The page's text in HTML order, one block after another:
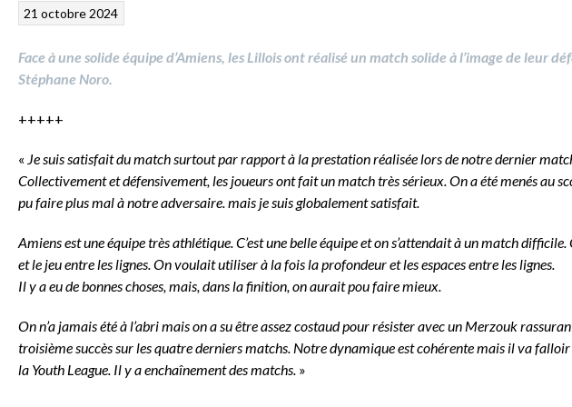
21 octobre 2024
Face à une solide équipe d’Amiens, les Lillois ont réalisé un match solide à l’image de leur
Stéphane Noro.
+++++
« Je suis satisfait du match surtout par rapport à la prestation réalisée lors de notre dernier
Collectivement et défensivement, les joueurs ont fait un match très sérieux. On a été menés au
pu faire plus mal à notre adversaire. mais je suis globalement satisfait.
Amiens est une équipe très athlétique. C’est une belle équipe et on s’attendait à un match
et le jeu entre les lignes. On voulait utiliser à la fois la profondeur et les espaces entre les lignes.
Il y a eu de bonnes choses, mais, dans la finition, on aurait pou faire mieux.
On n’a jamais été à l’abri mais on a su être assez costaud pour résister avec un Merzouk
troisième succès sur les quatre derniers matchs. Notre dynamique est cohérente mais il va
la Youth League. Il y a enchaînement des matchs. »